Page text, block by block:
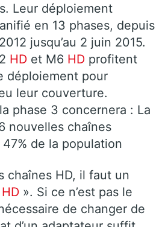
Leur déploiement
en 13 phases, depuis
jusqu’au 2 juin 2015.
HD et M6 HD profitent
déploiement pour
leur couverture.
phase 3 concernera : La
nouvelles chaînes
de la population
chaînes HD, il faut un
HD ». Si ce n’est pas le
de changer de